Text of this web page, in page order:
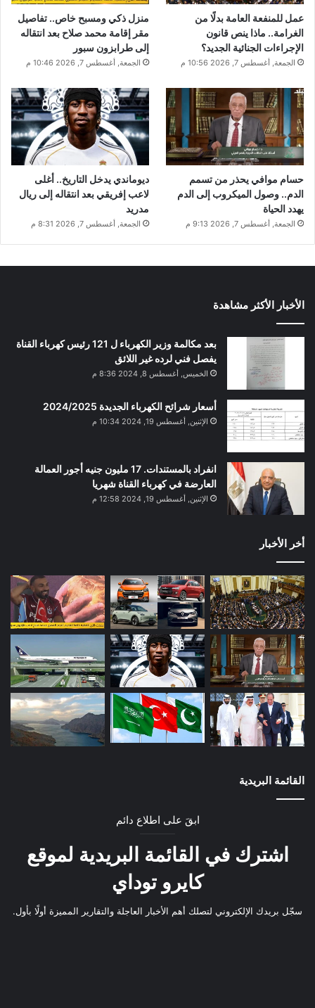
عمل للمنفعة العامة بدلًا من
الغرامة.. ماذا ينص قانون
الإجراءات الجنائية الجديد؟
الجمعة, أغسطس 7, 2026 10:56 م
منزل ذكي ومسبح خاص.. تفاصيل
مقر إقامة محمد صلاح بعد انتقاله
إلى طرابزون سبور
الجمعة, أغسطس 7, 2026 10:46 م
حسام موافي يحذر من تسمم
الدم.. وصول الميكروب إلى الدم
يهدد الحياة
الجمعة, أغسطس 7, 2026 9:13 م
ديوماندي يدخل التاريخ.. أغلى
لاعب إفريقي بعد انتقاله إلى ريال
مدريد
الجمعة, أغسطس 7, 2026 8:31 م
الأخبار الأكثر مشاهدة
بعد مكالمة وزير الكهرباء ل 121 رئيس كهرباء القناة
يفصل فني لرده غير اللائق
الخميس, أغسطس 8, 2024 8:36 م
أسعار شرائح الكهرباء الجديدة 2024/2025
الإثنين, أغسطس 19, 2024 10:34 م
انفراد بالمستندات. 17 مليون جنيه أجور العمالة
العارضة في كهرباء القناة شهريا
الإثنين, أغسطس 19, 2024 12:58 م
أخر الأخبار
القائمة البريدية
ابقَ على اطلاع دائم
اشترك في القائمة البريدية لموقع
كايرو توداي
سجّل بريدك الإلكتروني لتصلك أهم الأخبار العاجلة والتقارير المميزة أولًا بأول.